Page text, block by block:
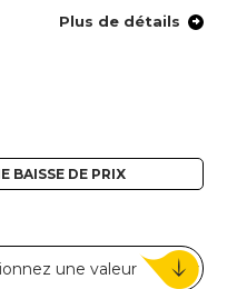
Plus de détails
BAISSE DE PRIX